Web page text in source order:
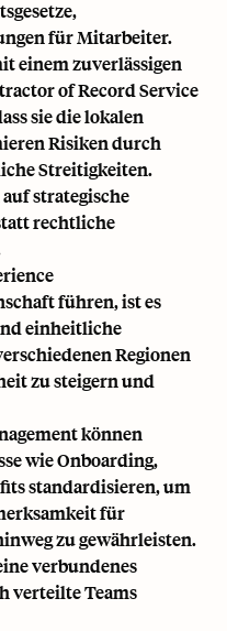
für Mitarbeiter.
einem zuverlässigen
of RecordService
sie die lokalen
Risiken durch
Streitigkeiten.
strategische
rechtliche
führen, ist es
einheitliche
Regionen
zu steigern und
können
wie Onboarding,
standardisieren, um
für
zu gewährleisten.
verbundenes
verteilte Teams